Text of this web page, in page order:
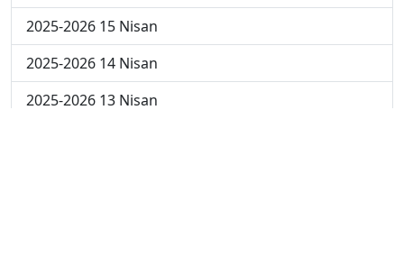
2025-2026 15 Nisan
2025-2026 14 Nisan
2025-2026 13 Nisan